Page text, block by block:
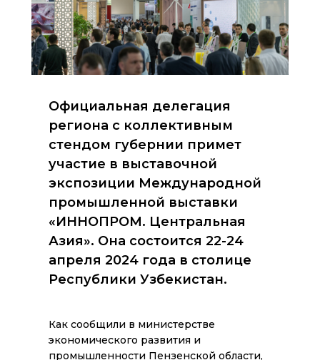
Официальная делегация
региона с коллективным
стендом губернии примет
участие в выставочной
экспозиции Международной
промышленной выставки
«ИННОПРОМ. Центральная
Азия». Она состоится 22-24
апреля 2024 года в столице
Республики Узбекистан.
Как сообщили в министерстве
экономического развития и
промышленности Пензенской области,